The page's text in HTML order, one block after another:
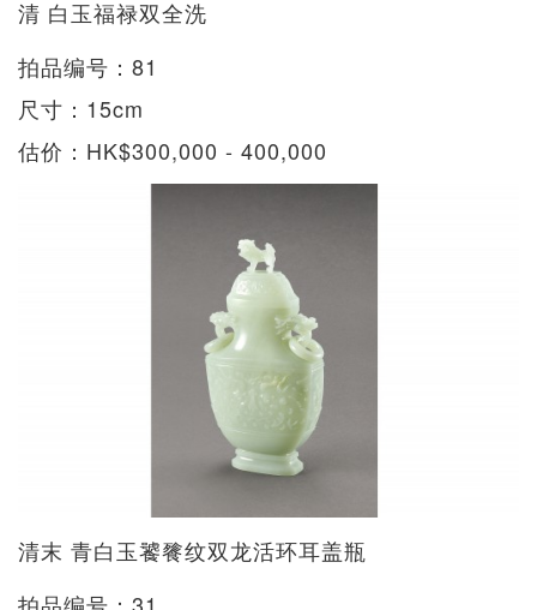
清 白玉福禄双全洗
拍品编号：81
尺寸：15cm
估价：HK$300,000 - 400,000
清末 青白玉饕餮纹双龙活环耳盖瓶